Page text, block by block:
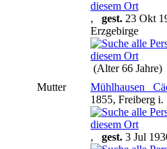
, gest. 23 Okt
Erzgebirge
(Alter 66 Jahre)
Mutter
Mühlhausen
1855, Freiberg i.
, gest. 3 Jul